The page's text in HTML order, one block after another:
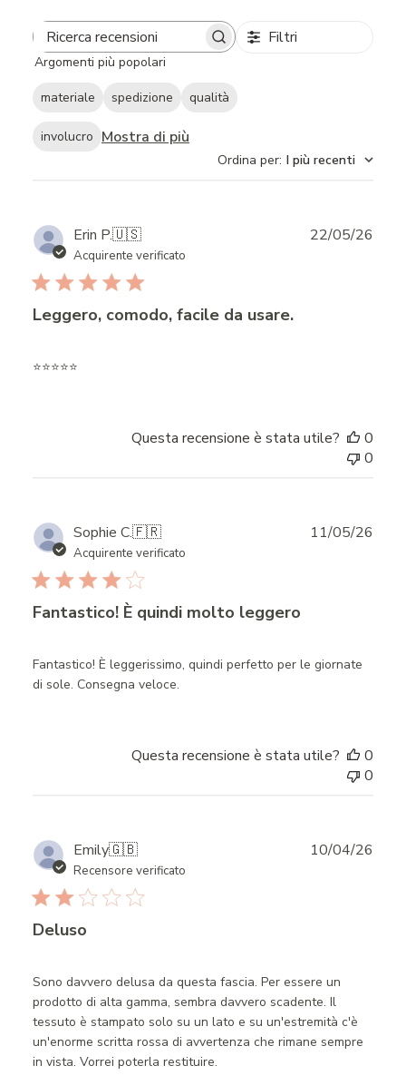
Search
reviews
Filtri
Argomenti più popolari
materiale spedizione qualità
involucro Mostra di più
Ordina per: I più recenti
Erin P.🇺🇸
Acquirente verificato
Leggero, comodo, facile da usare.
⭐️⭐️⭐️⭐️⭐️
22/05/26
Questa recensione è stata utile?
0
0
Sophie C.🇫🇷
Acquirente verificato
Fantastico! È quindi molto leggero
Fantastico! È leggerissimo, quindi perfetto per le giornate
di sole. Consegna veloce.
11/05/26
Questa recensione è stata utile?
0
0
Emily🇬🇧
Recensore verificato
Deluso
Sono davvero delusa da questa fascia. Per essere un
prodotto di alta gamma, sembra davvero scadente. Il
tessuto è stampato solo su un lato e su un'estremità c'è
un'enorme scritta rossa di avvertenza che rimane sempre
in vista. Vorrei poterla restituire.
10/04/26